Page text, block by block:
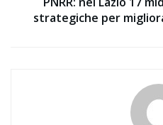
strategiche per